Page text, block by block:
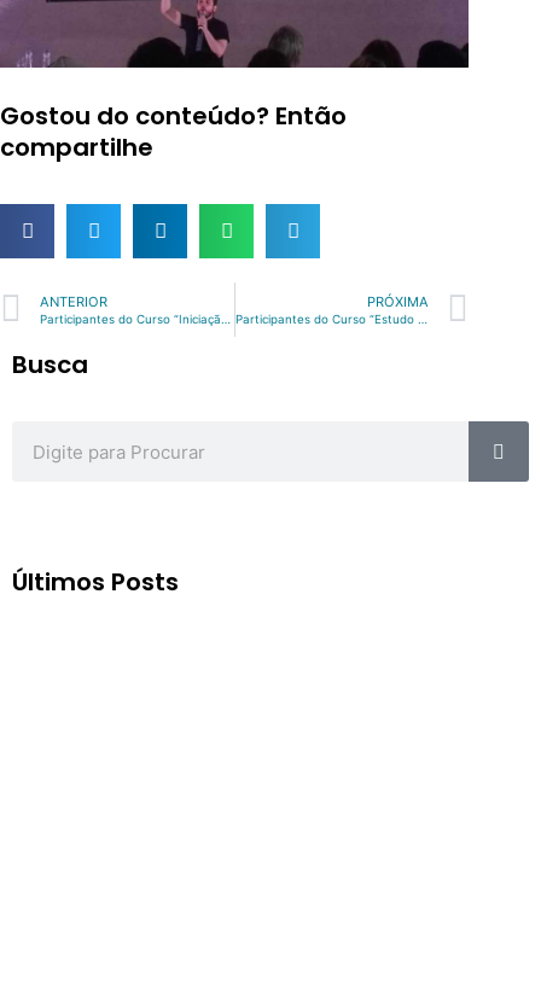
Gostou do conteúdo? Então
compartilhe
Prev
ANTERIOR PRÓXIMA
Busca
Últimos Posts